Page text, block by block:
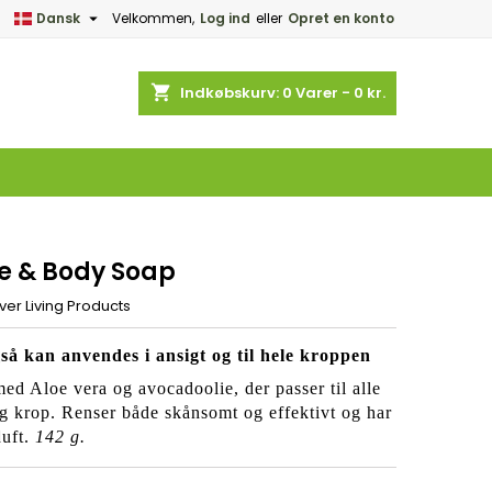
Velkommen, Log ind eller Opret en konto
Dansk 
shopping_cart Indkøbskurv: 0 Varer - 0 kr.
& Body Soap
Living Products
kan anvendes i ansigt og til hele kroppen
Aloe vera og avocadoolie, der passer til alle
krop. Renser både skånsomt og effektivt og har
142 g.